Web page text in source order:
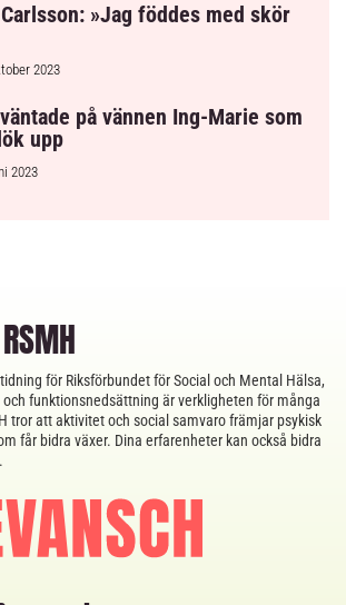
»Jag föddes med skör
2023
på vännen Ing-Marie som
upp
2023
för Riksförbundet för Social och Mental Hälsa,
och funktionsnedsättning är verkligheten för många
tror att aktivitet och social samvaro främjar psykisk
får bidra växer. Dina erfarenheter kan också bidra